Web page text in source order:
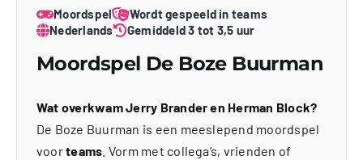
Moordspel
Wordt gespeeld in teams
Nederlands
Gemiddeld 3 tot 3,5 uur
Moordspel De Boze Buurman
Wat overkwam Jerry Brander en Herman Block?
De Boze Buurman is een meeslepend moordspel
voorteams . Vorm met collega’s, vrienden of